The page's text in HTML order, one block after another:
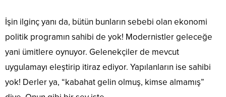
İşin ilginç yanı da, bütün bunların sebebi olan ekonomi
politik programın sahibi de yok! Modernistler geleceğe
yani ümitlere oynuyor. Gelenekçiler de mevcut
uygulamayı eleştirip itiraz ediyor. Yapılanların ise sahibi
yok! Derler ya, “kabahat gelin olmuş, kimse almamış”